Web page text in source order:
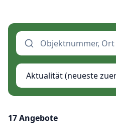
Nach Objektnummer, Ort
Immobilien sortieren
17Angebote